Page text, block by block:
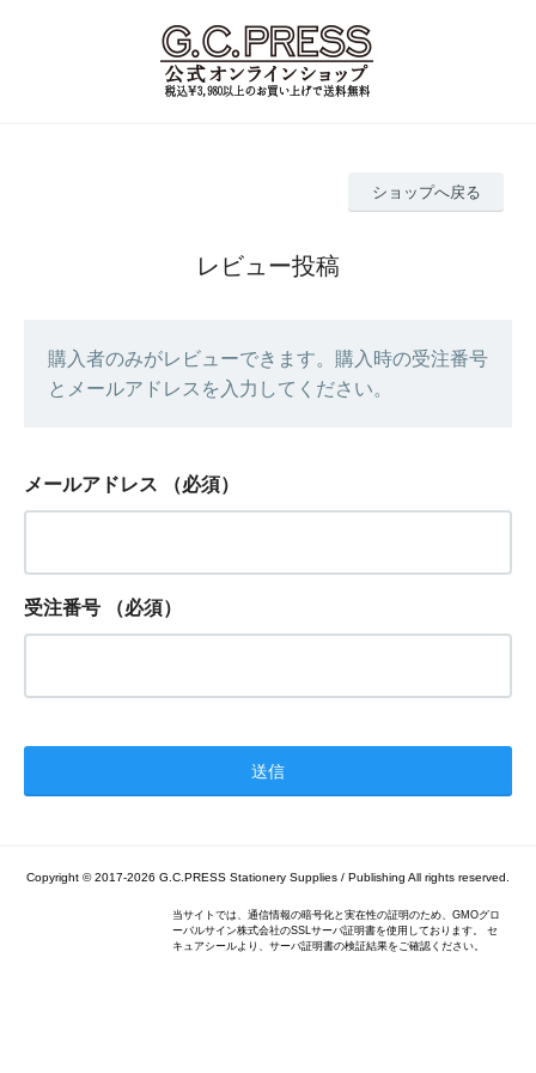
ショップへ戻る
レビュー投稿
購入者のみがレビューできます。購入時の受注番号
とメールアドレスを入力してください。
メールアドレス （必須）
受注番号 （必須）
Copyright © 2017-2026 G.C.PRESS Stationery Supplies / Publishing All rights reserved.
当サイトでは、通信情報の暗号化と実在性の証明のため、GMOグロ
ーバルサイン株式会社のSSLサーバ証明書を使用しております。 セ
キュアシールより、サーバ証明書の検証結果をご確認ください。